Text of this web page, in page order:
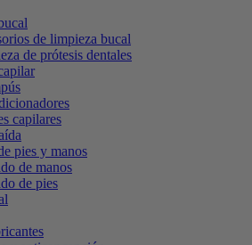
de limpieza bucal
de prótesis dentales
capilares
pies y manos
de manos
de pies